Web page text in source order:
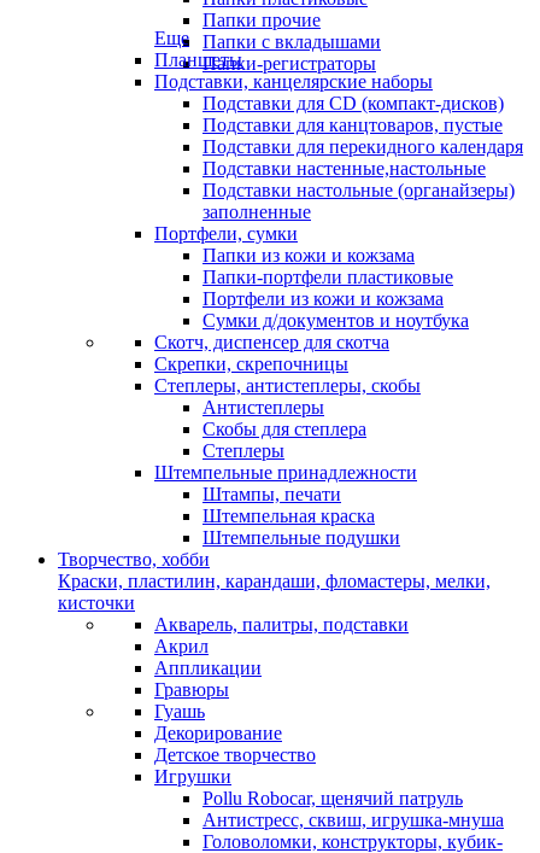
Папки прочие
Папки с вкладышами
Папки-регистраторы
Еще
Планшеты
Подставки, канцелярские наборы
Подставки для CD (компакт-дисков)
Подставки для канцтоваров, пустые
Подставки для перекидного календаря
Подставки настенные,настольные
Подставки настольные (органайзеры)
заполненные
Портфели, сумки
Папки из кожи и кожзама
Папки-портфели пластиковые
Портфели из кожи и кожзама
Сумки д/документов и ноутбука
Скотч, диспенсер для скотча
Скрепки, скрепочницы
Степлеры, антистеплеры, скобы
Антистеплеры
Скобы для степлера
Степлеры
Штемпельные принадлежности
Штампы, печати
Штемпельная краска
Штемпельные подушки
Творчество, хобби
Краски, пластилин, карандаши, фломастеры, мелки,
кисточки
Акварель, палитры, подставки
Акрил
Аппликации
Гравюры
Гуашь
Декорирование
Детское творчество
Игрушки
Pollu Robocar, щенячий патруль
Антистресс, сквиш, игрушка-мнуша
Головоломки, конструкторы, кубик-